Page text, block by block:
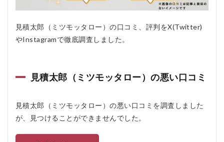
い口
（ミ
ロ
ー）
の良
見積太郎（ミツモッタロー）の口コミ、評判をX(Twitter)
やInstagramで徹底調査しました。
見積太郎（ミツモッタロー）の悪い口コミ
見積太郎（ミツモッタロー）の悪い口コミを調査しました
が、見つけることができませんでした。